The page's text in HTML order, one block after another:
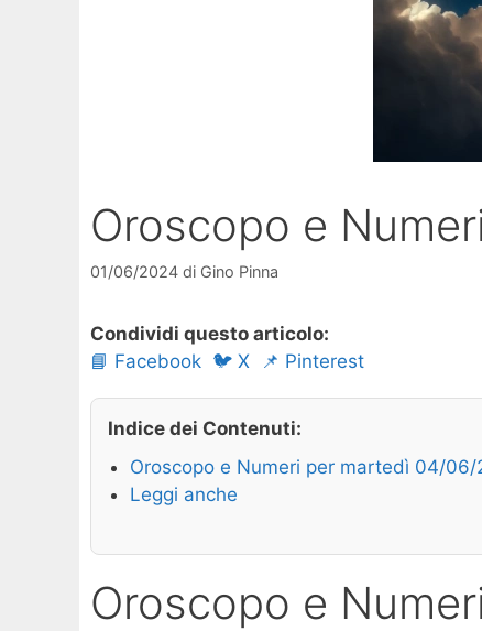
Oroscopo e
01/06/2024 di Gino Pinna
Condividi questo articolo:
📘 Facebook 🐦 X 📌 Pinterest
Indice dei Contenuti:
Oroscopo e Numeri per martedì 04/06/
Leggi anche
Oroscopo e